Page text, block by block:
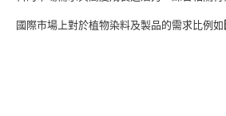
國際市場上對於植物染料及製品的需求比例如